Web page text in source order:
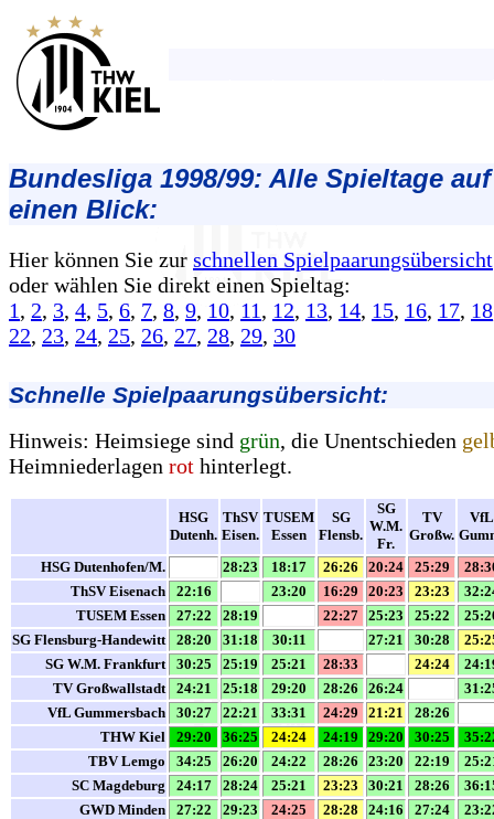
Bundesliga 1998/99: Alle Spieltage auf
einen Blick:
Hier können Sie zur schnellen Spielpaarungsübersicht
oder wählen Sie direkt einen Spieltag:
1, 2, 3, 4, 5, 6, 7, 8, 9, 10, 11, 12, 13, 14, 15, 16, 17, 18
22, 23, 24, 25, 26, 27, 28, 29, 30
Schnelle Spielpaarungsübersicht:
Hinweis: Heimsiege sind grün, die Unentschieden
Heimniederlagen rot hinterlegt.
HSG
Dutenh.
ThSV
Eisen.
TUSEM
Essen
SG
Flensb.
SG
W.M.
Fr.
TV
Großw.
VfL
HSG Dutenhofen/M.
28:23 18:17 26:26 20:24 25:29
ThSV Eisenach
22:16 23:20 16:29 20:23 23:23
TUSEM Essen
27:22 28:19 22:27 25:23 25:22
SG Flensburg-Handewitt
28:20 31:18 30:11 27:21 30:28
SG W.M. Frankfurt
30:25 25:19 25:21 28:33 24:24
TV Großwallstadt
24:21 25:18 29:20 28:26 26:24
VfL Gummersbach
30:27 22:21 33:31 24:29 21:21
28:26
THW Kiel
29:20 36:25 24:24 24:19 29:20 30:25
TBV Lemgo
34:25 26:20 24:22 28:26 23:20 22:19
SC Magdeburg
24:17 28:24 25:21 23:23 30:21 28:26
GWD Minden
27:22 29:23 24:25 28:28 24:16 27:24